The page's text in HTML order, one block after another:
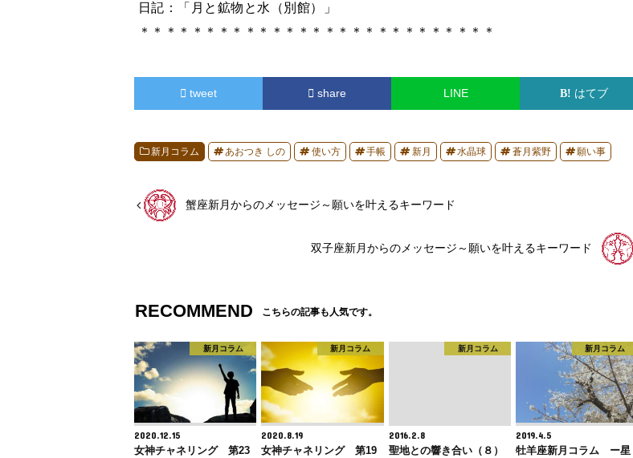
日記：「月と鉱物と水（別館）」
＊＊＊＊＊＊＊＊＊＊＊＊＊＊＊＊＊＊＊＊＊＊＊＊＊＊＊
tweet share LINE はてブ
新月コラム あおつき しの 使い方 手帳 新月 水晶球 蒼月紫野 願い事
蟹座新月からのメッセージ～願いを叶えるキーワード
双子座新月からのメッセージ～願いを叶えるキーワード
RECOMMEND こちらの記事も人気です。
新月コラム
2020.12.15
女神チャネリング 第23
新月コラム
2020.8.19
女神チャネリング 第19
新月コラム
2016.2.8
聖地との響き合い（８）
新月コラム
2019.4.5
牡羊座新月コラム ー星